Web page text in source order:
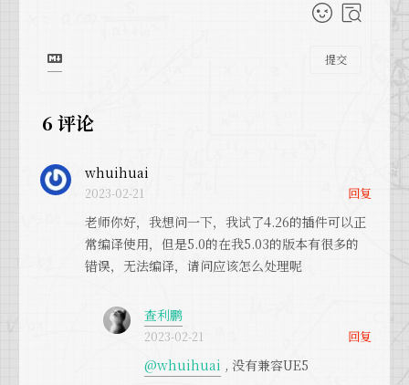
提交
6 评论
whuihuai
2023-02-21 回复
老师你好，我想问一下，我试了4.26的插件可以正
常编译使用，但是5.0的在我5.03的版本有很多的
错误，无法编译，请问应该怎么处理呢
查利鹏
2023-02-21 回复
@whuihuai , 没有兼容UE5